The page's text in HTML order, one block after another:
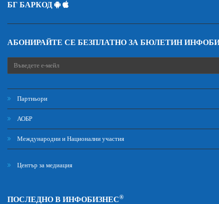
БГ БАРКОД
АБОНИРАЙТЕ СЕ БЕЗПЛАТНО ЗА БЮЛЕТИН
Партньори
АОБР
Международни и Национални участия
Център за медиация
ПОСЛЕДНО В ИНФОБИЗНЕС®